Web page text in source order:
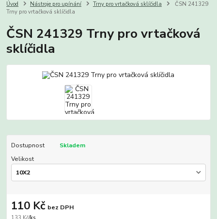
Úvod Nástroje pro upínání Trny pro vrtačková sklíčidla
ČSN 241329
Trny pro vrtačková sklíčidla
ČSN 241329 Trny pro vrtačková
sklíčidla
Dostupnost
Skladem
Velikost
110 Kč bez DPH